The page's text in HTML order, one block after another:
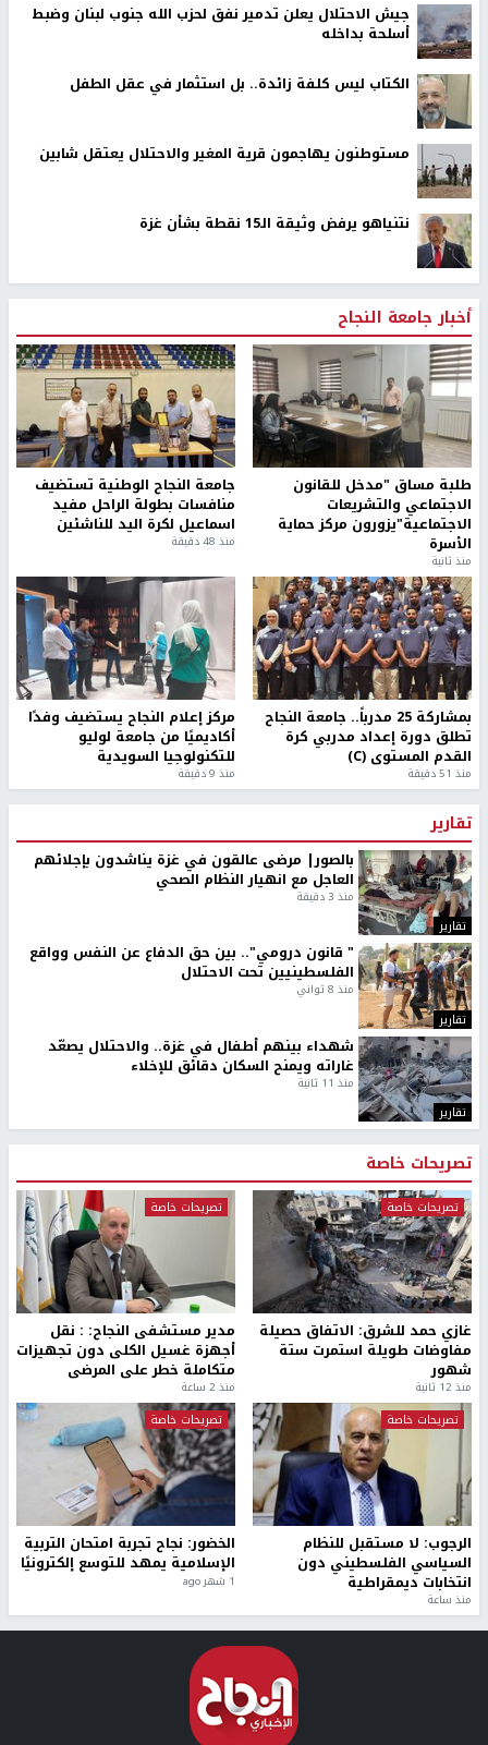
جيش الاحتلال يعلن تدمير نفق لحزب الله جنوب لبنان وضبط
أسلحة بداخله
الكتاب ليس كلفة زائدة.. بل استثمار في عقل الطفل
مستوطنون يهاجمون قرية المغير والاحتلال يعتقل شابين
نتنياهو يرفض وثيقة الـ15 نقطة بشأن غزة
أخبار جامعة النجاح
طلبة مساق "مدخل للقانون
الاجتماعي والتشريعات
الاجتماعية"يزورون مركز حماية
الأسرة
منذ ثانية
جامعة النجاح الوطنية تستضيف
منافسات بطولة الراحل مفيد
اسماعيل لكرة اليد للناشئين
منذ 48 دقيقة
بمشاركة 25 مدرباً.. جامعة النجاح
تطلق دورة إعداد مدربي كرة
القدم المستوى (C)
منذ 51 دقيقة
مركز إعلام النجاح يستضيف وفدًا
أكاديميًا من جامعة لوليو
للتكنولوجيا السويدية
منذ 9 دقيقة
تقارير
تقارير
بالصور| مرضى عالقون في غزة يناشدون بإجلائهم
العاجل مع انهيار النظام الصحي
منذ 3 دقيقة
تقارير
" قانون درومي".. بين حق الدفاع عن النفس وواقع
الفلسطينيين تحت الاحتلال
منذ 8 ثواني
تقارير
شهداء بينهم أطفال في غزة.. والاحتلال يصعّد
غاراته ويمنح السكان دقائق للإخلاء
منذ 11 ثانية
تصريحات خاصة
تصريحات خاصة
غازي حمد للشرق: الاتفاق حصيلة
مفاوضات طويلة استمرت ستة
شهور
منذ 12 ثانية
تصريحات خاصة
مدير مستشفى النجاح: : نقل
أجهزة غسيل الكلى دون تجهيزات
متكاملة خطر على المرضى
منذ 2 ساعة
تصريحات خاصة
الرجوب: لا مستقبل للنظام
السياسي الفلسطيني دون
انتخابات ديمقراطية
منذ ساعة
تصريحات خاصة
الخضور: نجاح تجربة امتحان التربية
الإسلامية يمهد للتوسع إلكترونيًا
1 شهر ago